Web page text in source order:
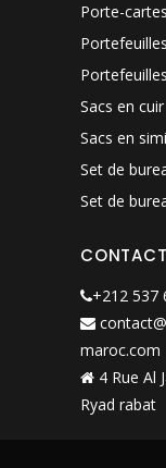
Porte-
Sacs en cuir
Sacs en
Set de
Set de
CONTACT
+212 537
maroc.com
4 Rue Al
Ryad rabat